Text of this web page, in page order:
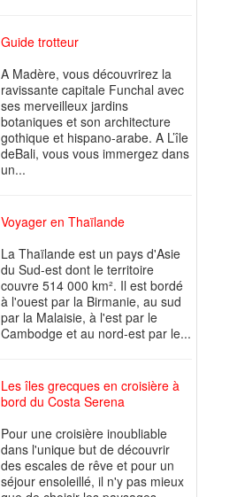
Guide trotteur
A Madère, vous découvrirez la
ravissante capitale Funchal avec
ses merveilleux jardins
botaniques et son architecture
gothique et hispano-arabe. A L’île
deBali, vous vous immergez dans
un...
Voyager en Thaïlande
La Thaïlande est un pays d'Asie
du Sud-est dont le territoire
couvre 514 000 km². Il est bordé
à l'ouest par la Birmanie, au sud
par la Malaisie, à l'est par le
Cambodge et au nord-est par le...
Les îles grecques en croisière à
bord du Costa Serena
Pour une croisière inoubliable
dans l'unique but de découvrir
des escales de rêve et pour un
séjour ensoleillé, il n'y pas mieux